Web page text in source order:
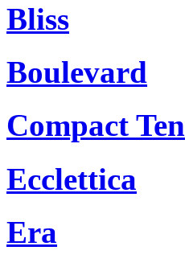
Bliss
Boulevard
Compact Ten
Ecclettica
Era